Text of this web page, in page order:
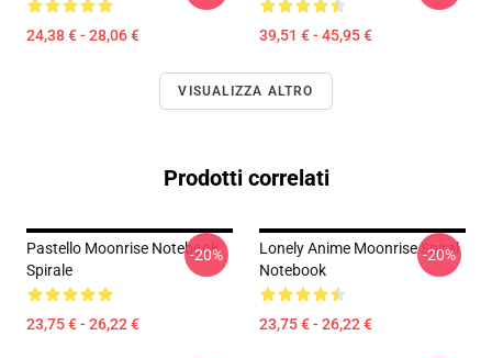
24,38 € - 28,06 € 39,51 € - 45,95 €
VISUALIZZA ALTRO
Prodotti correlati
Pastello Moonrise Notebook
Spirale
23,75 € - 26,22 €
-20%
Lonely Anime Moonrise Spiral
Notebook
23,75 € - 26,22 €
-20%